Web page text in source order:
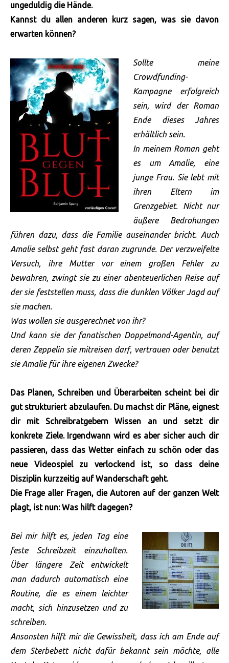
ungeduldig die Hände.
Kannst du allen anderen kurz sagen, was sie davon
erwarten können?
Sollte meine
Crowdfunding-
Kampagne erfolgreich
sein, wird der Roman
Ende dieses Jahres
erhältlich sein.
In meinem Roman geht
es um Amalie, eine
junge Frau. Sie lebt mit
ihren Eltern im
Grenzgebiet. Nicht nur
äußere Bedrohungen
führen dazu, dass die Familie auseinander bricht. Auch
Amalie selbst geht fast daran zugrunde. Der verzweifelte
Versuch, ihre Mutter vor einem großen Fehler zu
bewahren, zwingt sie zu einer abenteuerlichen Reise auf
der sie feststellen muss, dass die dunklen Völker Jagd auf
sie machen.
Was wollen sie ausgerechnet von ihr?
Und kann sie der fanatischen Doppelmond-Agentin, auf
deren Zeppelin sie mitreisen darf, vertrauen oder benutzt
sie Amalie für ihre eigenen Zwecke?
Das Planen, Schreiben und Überarbeiten scheint bei dir
gut strukturiert abzulaufen. Du machst dir Pläne, eignest
dir mit Schreibratgebern Wissen an und setzt dir
konkrete Ziele. Irgendwann wird es aber sicher auch dir
passieren, dass das Wetter einfach zu schön oder das
neue Videospiel zu verlockend ist, so dass deine
Disziplin kurzzeitig auf Wanderschaft geht.
Die Frage aller Fragen, die Autoren auf der ganzen Welt
plagt, ist nun: Was hilft dagegen?
Bei mir hilft es, jeden Tag eine
feste Schreibzeit einzuhalten.
Über längere Zeit entwickelt
man dadurch automatisch eine
Routine, die es einem leichter
macht, sich hinzusetzen und zu
schreiben.
Ansonsten hilft mir die Gewissheit, dass ich am Ende auf
dem Sterbebett nicht dafür bekannt sein möchte, alle